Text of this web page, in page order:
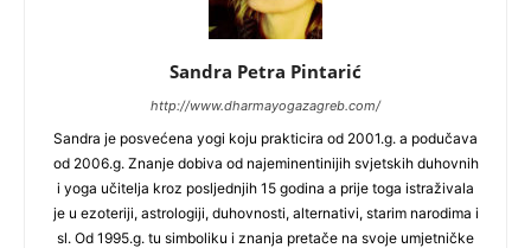
Sandra Petra Pintarić
http://www.dharmayogazagreb.com/
Sandra je posvećena yogi koju prakticira od 2001.g. a podučava
od 2006.g. Znanje dobiva od najeminentinijih svjetskih duhovnih
i yoga učitelja kroz posljednjih 15 godina a prije toga istraživala
je u ezoteriji, astrologiji, duhovnosti, alternativi, starim narodima i
sl. Od 1995.g. tu simboliku i znanja pretače na svoje umjetničke